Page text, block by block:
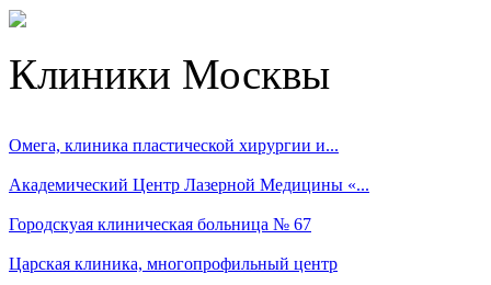
Клиники Москвы
Омега, клиника пластической хирургии и...
Академический Центр Лазерной Медицины «...
Городскуая клиническая больница № 67
Царская клиника, многопрофильный центр